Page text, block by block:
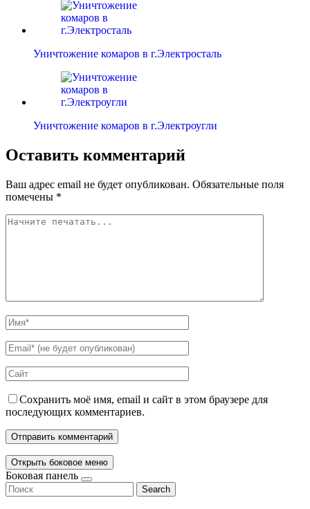
Уничтожение комаров в г.Электросталь
Уничтожение комаров в г.Электроугли
Оставить комментарий
Ваш адрес email не будет опубликован. Обязательные поля
помечены *
Сохранить моё имя, email и сайт в этом браузере для
последующих комментариев.
Открыть боковое меню
Боковая панель
Search